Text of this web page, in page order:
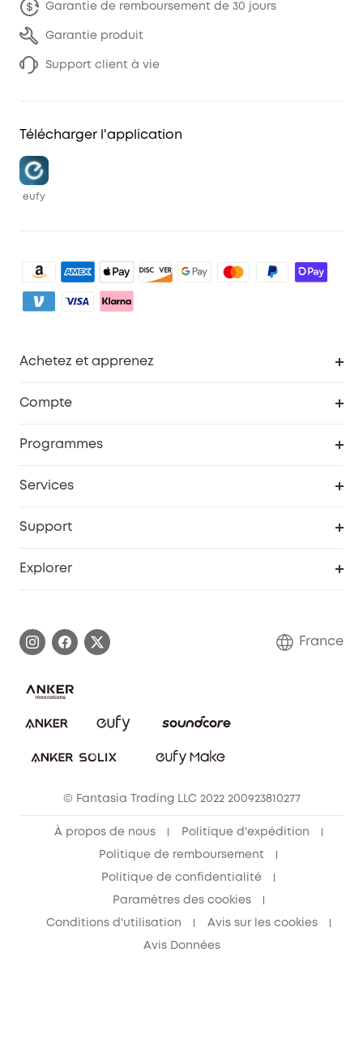
Garantie de remboursement de 30 jours
Garantie produit
Support client à vie
Télécharger l'application
eufy
Achetez et apprenez
Compte
Programmes
Services
Support
Annuler la commande
Explorer
Communauté eufy Security
France
© Fantasia Trading LLC 2022 200923810277
À propos de nous Politique d'expédition
Politique de remboursement
Politique de confidentialité
Paramètres des cookies
Conditions d'utilisation Avis sur les cookies
Avis Données